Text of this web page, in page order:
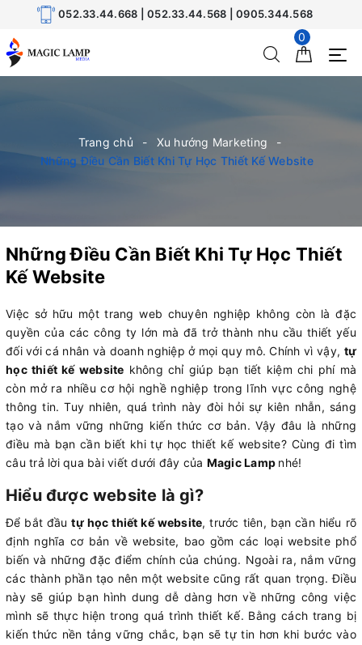
052.33.44.668 | 052.33.44.568 | 0905.344.568
0
Trang chủ
Xu hướng Marketing
Những Điều Cần Biết Khi Tự Học Thiết Kế Website
Những Điều Cần Biết Khi Tự Học Thiết
Kế Website
Việc sở hữu một trang web chuyên nghiệp không còn là đặc
quyền của các công ty lớn mà đã trở thành nhu cầu thiết yếu
đối với cá nhân và doanh nghiệp ở mọi quy mô. Chính vì vậy, tự
học thiết kế website không chỉ giúp bạn tiết kiệm chi phí mà
còn mở ra nhiều cơ hội nghề nghiệp trong lĩnh vực công nghệ
thông tin. Tuy nhiên, quá trình này đòi hỏi sự kiên nhẫn, sáng
tạo và nắm vững những kiến thức cơ bản. Vậy đâu là những
điều mà bạn cần biết khi tự học thiết kế website? Cùng đi tìm
câu trả lời qua bài viết dưới đây của Magic Lamp nhé!
Hiểu được website là gì?
Để bắt đầutự học thiết kế website, trước tiên, bạn cần hiểu rõ
định nghĩa cơ bản về website, bao gồm các loại website phổ
biến và những đặc điểm chính của chúng. Ngoài ra, nắm vững
các thành phần tạo nên một website cũng rất quan trọng. Điều
này sẽ giúp bạn hình dung dễ dàng hơn về những công việc
mình sẽ thực hiện trong quá trình thiết kế. Bằng cách trang bị
kiến thức nền tảng vững chắc, bạn sẽ tự tin hơn khi bước vào